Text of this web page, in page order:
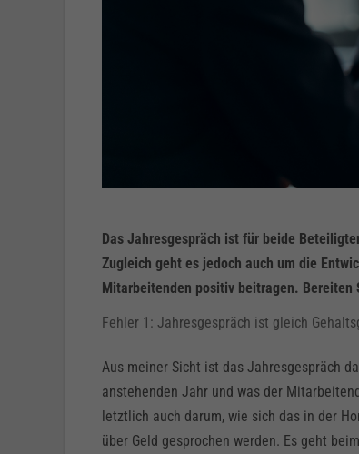
Das Jahresgespräch ist für beide
Zugleich geht es jedoch auch um die
Mitarbeitenden positiv beitragen. Bereiten
Fehler 1: Jahresgespräch ist gleich
Aus meiner Sicht ist das Jahresgespräch
anstehenden Jahr und was der
letztlich auch darum, wie sich das in der
über Geld gesprochen werden. Es geht